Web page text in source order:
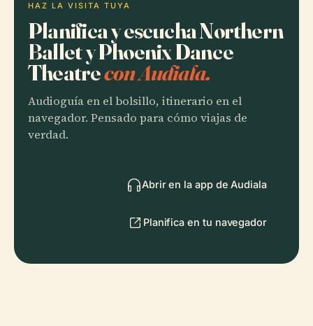
HAZ LA VISITA TUYA
Planifica y escucha Northern
Ballet y Phoenix Dance
Theatrecon Audiala.
Audioguía en el bolsillo, itinerario en el
navegador. Pensado para cómo viajas de
verdad.
Abrir en la app de Audiala
Planifica en tu navegador